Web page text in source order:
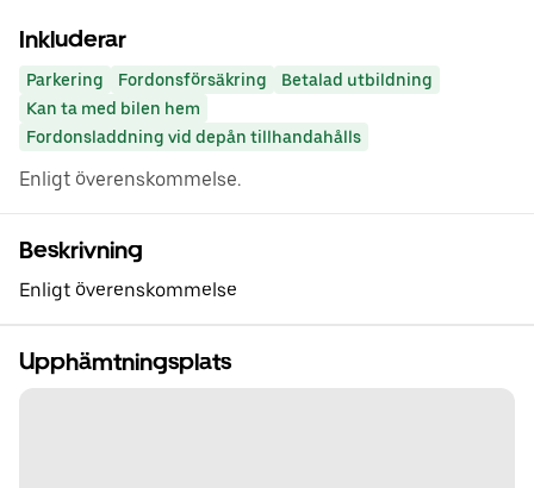
Inkluderar
Parkering Fordonsförsäkring
Betalad utbildning
Kan ta med bilen hem
Fordonsladdning vid depån tillhandahålls
Enligt överenskommelse.
Beskrivning
Enligt överenskommelse
Upphämtningsplats